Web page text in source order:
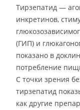
Тирзепатид —
инкретинов,
(ГИП) и
показано в
потребление
С точки зрения
тирзепатид
как другие